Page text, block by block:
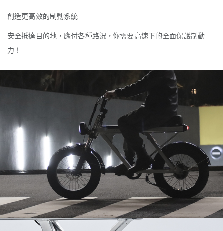
創造更高效的制動系統
安全抵達目的地，應付各種路況，你需要高速下的全面保護制動
力！